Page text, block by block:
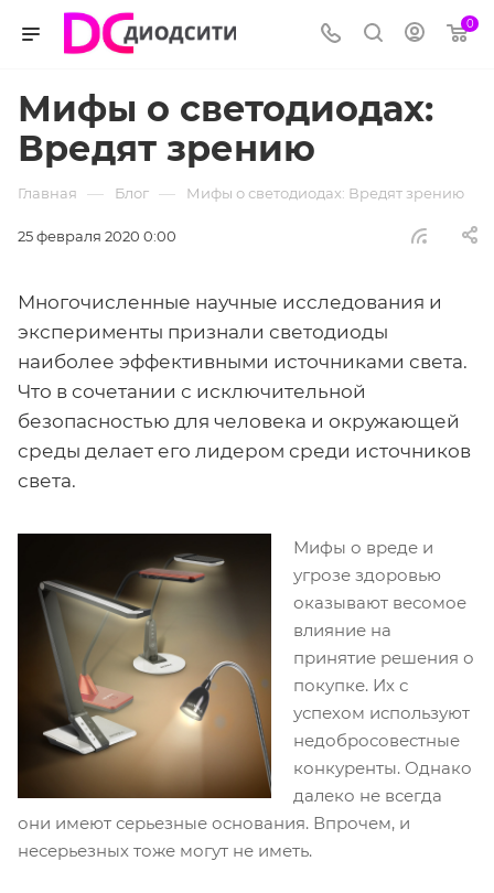
0
Мифы о светодиодах:
Вредят зрению
Главная — Блог — Мифы о светодиодах: Вредят зрению
25 февраля 2020 0:00
Многочисленные научные исследования и
эксперименты признали светодиоды
наиболее эффективными источниками света.
Что в сочетании с исключительной
безопасностью для человека и окружающей
среды делает его лидером среди источников
света.
Мифы о вреде и
угрозе здоровью
оказывают весомое
влияние на
принятие решения о
покупке. Их с
успехом используют
недобросовестные
конкуренты. Однако
далеко не всегда
они имеют серьезные основания. Впрочем, и
несерьезных тоже могут не иметь.